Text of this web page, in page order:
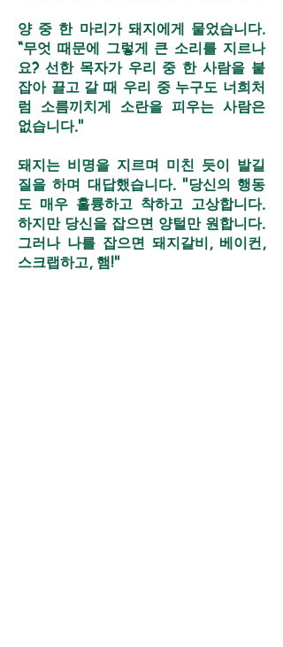
양 중 한 마리가 돼지에게 물었습니다.
“무엇 때문에 그렇게 큰 소리를 지르나
요? 선한 목자가 우리 중 한 사람을 붙
잡아 끌고 갈 때 우리 중 누구도 너희처
럼 소름끼치게 소란을 피우는 사람은
없습니다."
돼지는 비명을 지르며 미친 듯이 발길
질을 하며 대답했습니다. "당신의 행동
도 매우 훌륭하고 착하고 고상합니다.
하지만 당신을 잡으면 양털만 원합니다.
그러나 나를 잡으면 돼지갈비, 베이컨,
스크랩하고, 햄!"